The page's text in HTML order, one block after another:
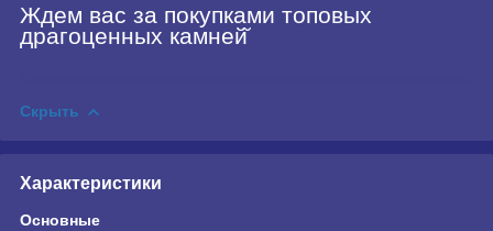
Ждем вас за покупками топовых
драгоценных камней̆
Скрыть
Характеристики
Основные